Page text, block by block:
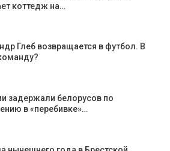
коттедж на…
Глеб возвращается в футбол. В
задержали белорусов по
в «перебивке»…